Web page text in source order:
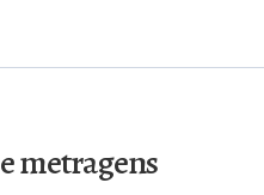
metragens